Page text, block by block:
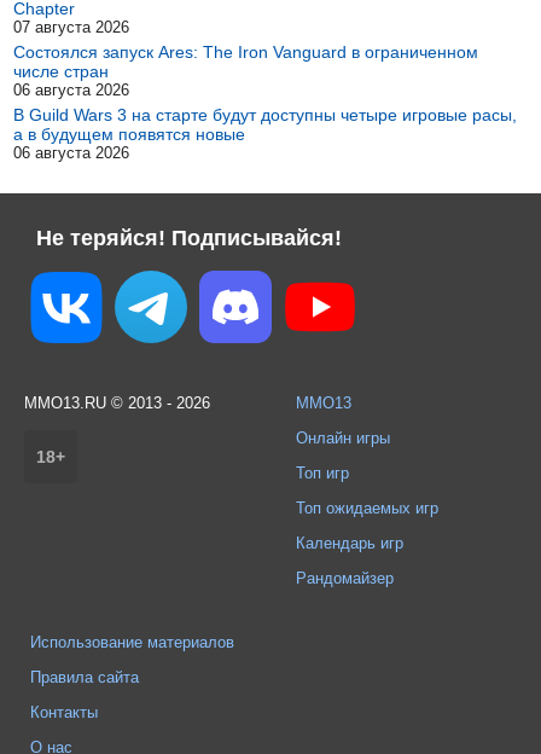
Chapter
07 августа 2026
Состоялся запуск Ares: The Iron Vanguard в ограниченном
числе стран
06 августа 2026
В Guild Wars 3 на старте будут доступны четыре игровые расы,
а в будущем появятся новые
06 августа 2026
Не теряйся! Подписывайся!
MMO13.RU © 2013 - 2026
18+
MMO13
Онлайн игры
Топ игр
Топ ожидаемых игр
Календарь игр
Рандомайзер
Использование материалов
Правила сайта
Контакты
О нас